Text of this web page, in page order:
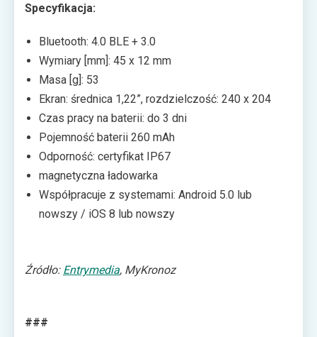
Specyfikacja:
Bluetooth: 4.0 BLE + 3.0
Wymiary [mm]: 45 x 12 mm
Masa [g]: 53
Ekran: średnica 1,22”, rozdzielczość: 240 x 204
Czas pracy na baterii: do 3 dni
Pojemność baterii 260 mAh
Odporność: certyfikat IP67
magnetyczna ładowarka
Współpracuje z systemami: Android 5.0 lub
nowszy / iOS 8 lub nowszy
Źródło: Entrymedia, MyKronoz
###